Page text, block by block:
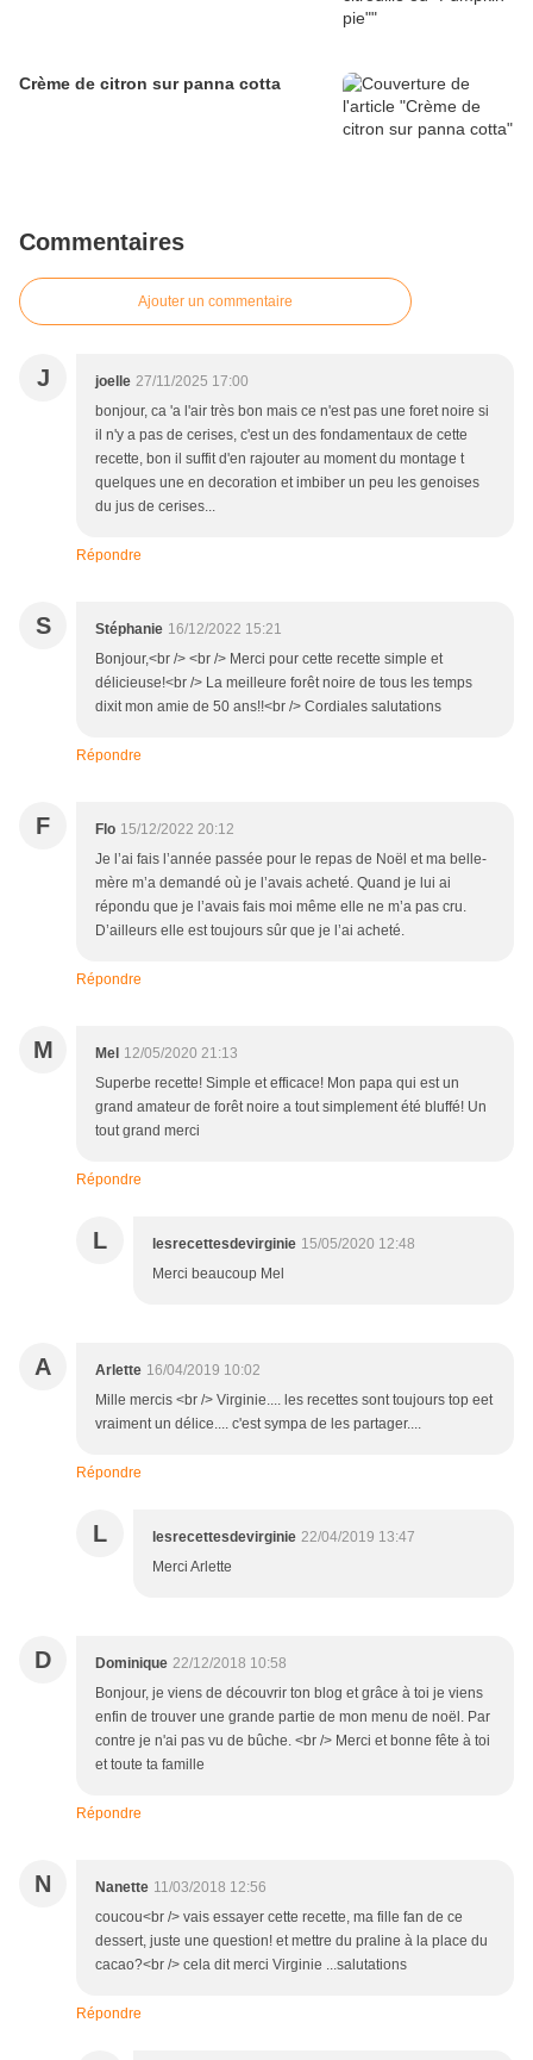
Crème de citron sur panna cotta
Commentaires
Ajouter un commentaire
J joelle 27/11/2025 17:00
bonjour, ca 'a l'air très bon mais ce n'est pas une foret noire si
il n'y a pas de cerises, c'est un des fondamentaux de cette
recette, bon il suffit d'en rajouter au moment du montage t
quelques une en decoration et imbiber un peu les genoises
du jus de cerises...
Répondre
S Stéphanie 16/12/2022 15:21
Bonjour,<br /> <br /> Merci pour cette recette simple et
délicieuse!<br /> La meilleure forêt noire de tous les temps
dixit mon amie de 50 ans!!<br /> Cordiales salutations
Répondre
F Flo 15/12/2022 20:12
Je l’ai fais l’année passée pour le repas de Noël et ma belle-
mère m’a demandé où je l’avais acheté. Quand je lui ai
répondu que je l’avais fais moi même elle ne m’a pas cru.
D’ailleurs elle est toujours sûr que je l’ai acheté.
Répondre
M Mel 12/05/2020 21:13
Superbe recette! Simple et efficace! Mon papa qui est un
grand amateur de forêt noire a tout simplement été bluffé! Un
tout grand merci
Répondre
L lesrecettesdevirginie 15/05/2020 12:48
Merci beaucoup Mel
A Arlette 16/04/2019 10:02
Mille mercis <br /> Virginie.... les recettes sont toujours top eet
vraiment un délice.... c'est sympa de les partager....
Répondre
L lesrecettesdevirginie 22/04/2019 13:47
Merci Arlette
D Dominique 22/12/2018 10:58
Bonjour, je viens de découvrir ton blog et grâce à toi je viens
enfin de trouver une grande partie de mon menu de noël. Par
contre je n'ai pas vu de bûche. <br /> Merci et bonne fête à toi
et toute ta famille
Répondre
N Nanette 11/03/2018 12:56
coucou<br /> vais essayer cette recette, ma fille fan de ce
dessert, juste une question! et mettre du praline à la place du
cacao?<br /> cela dit merci Virginie ...salutations
Répondre